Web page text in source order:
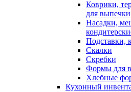
Коврики,
для выпечки
Насадки,
Подставки,
Скалки
Скребки
Формы для
Хлебные
Кухонный